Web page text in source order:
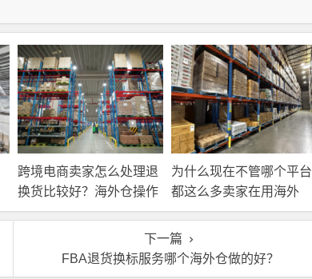
跨境电商卖家怎么处理退
换货比较好？海外仓操作
靠谱吗？
为什么现在不管哪个平台
都这么多卖家在用海外
仓？
下一篇
FBA退货换标服务哪个海外仓做的好？